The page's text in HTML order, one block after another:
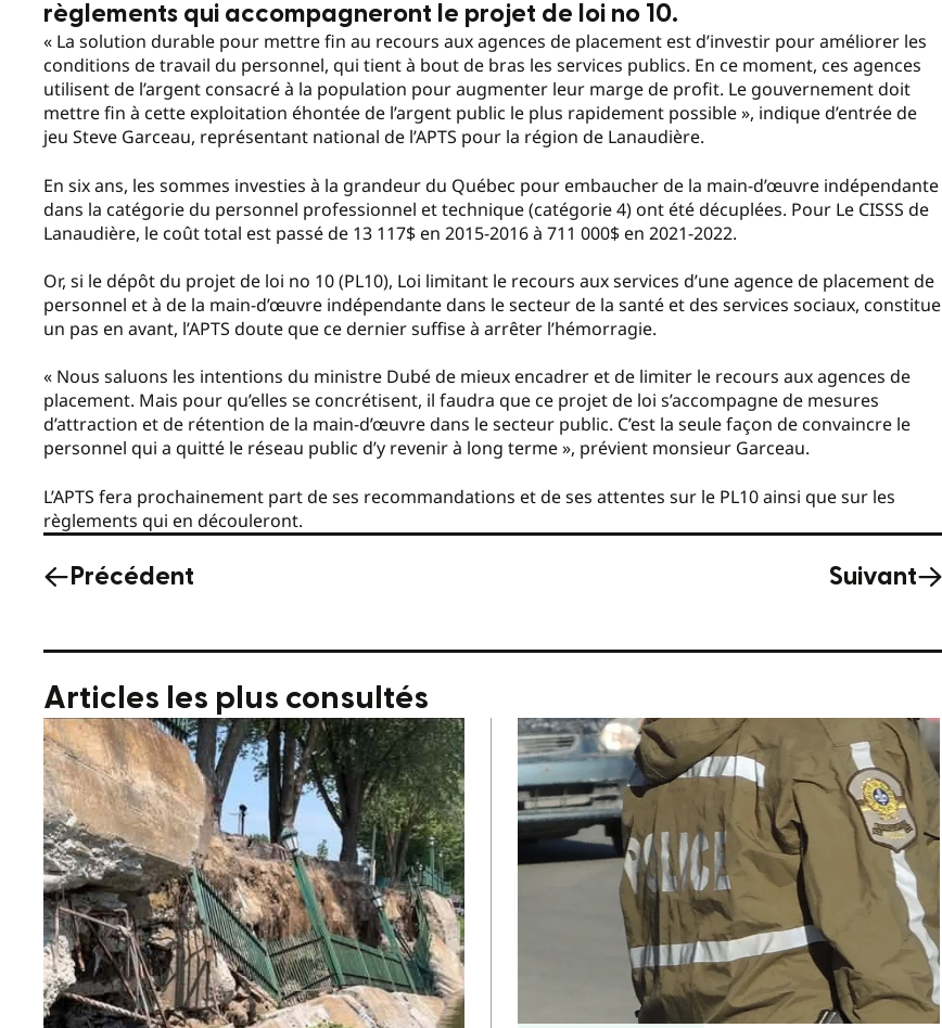
règlements qui accompagneront le projet de loi no 10.
« La solution durable pour mettre fin au recours aux agences de placement est d’investir pour améliorer les
conditions de travail du personnel, qui tient à bout de bras les services publics. En ce moment, ces agences
utilisent de l’argent consacré à la population pour augmenter leur marge de profit. Le gouvernement doit
mettre fin à cette exploitation éhontée de l’argent public le plus rapidement possible », indique d’entrée de
jeu Steve Garceau, représentant national de l’APTS pour la région de Lanaudière.
En six ans, les sommes investies à la grandeur du Québec pour embaucher de la main-d’œuvre indépendante
dans la catégorie du personnel professionnel et technique (catégorie 4) ont été décuplées. Pour Le CISSS de
Lanaudière, le coût total est passé de 13 117$ en 2015-2016 à 711 000$ en 2021-2022.
Or, si le dépôt du projet de loi no 10 (PL10), Loi limitant le recours aux services d’une agence de placement de
personnel et à de la main-d’œuvre indépendante dans le secteur de la santé et des services sociaux, constitue
un pas en avant, l’APTS doute que ce dernier suffise à arrêter l’hémorragie.
« Nous saluons les intentions du ministre Dubé de mieux encadrer et de limiter le recours aux agences de
placement. Mais pour qu’elles se concrétisent, il faudra que ce projet de loi s’accompagne de mesures
d’attraction et de rétention de la main-d’œuvre dans le secteur public. C’est la seule façon de convaincre le
personnel qui a quitté le réseau public d’y revenir à long terme », prévient monsieur Garceau.
L’APTS fera prochainement part de ses recommandations et de ses attentes sur le PL10 ainsi que sur les
règlements qui en découleront.
Précédent Suivant
Articles les plus consultés